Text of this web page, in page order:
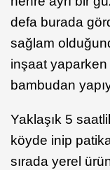
defa burada
sağlam
inşaat
bambudan
Yaklaşık 5
köyde inip
sırada yerel